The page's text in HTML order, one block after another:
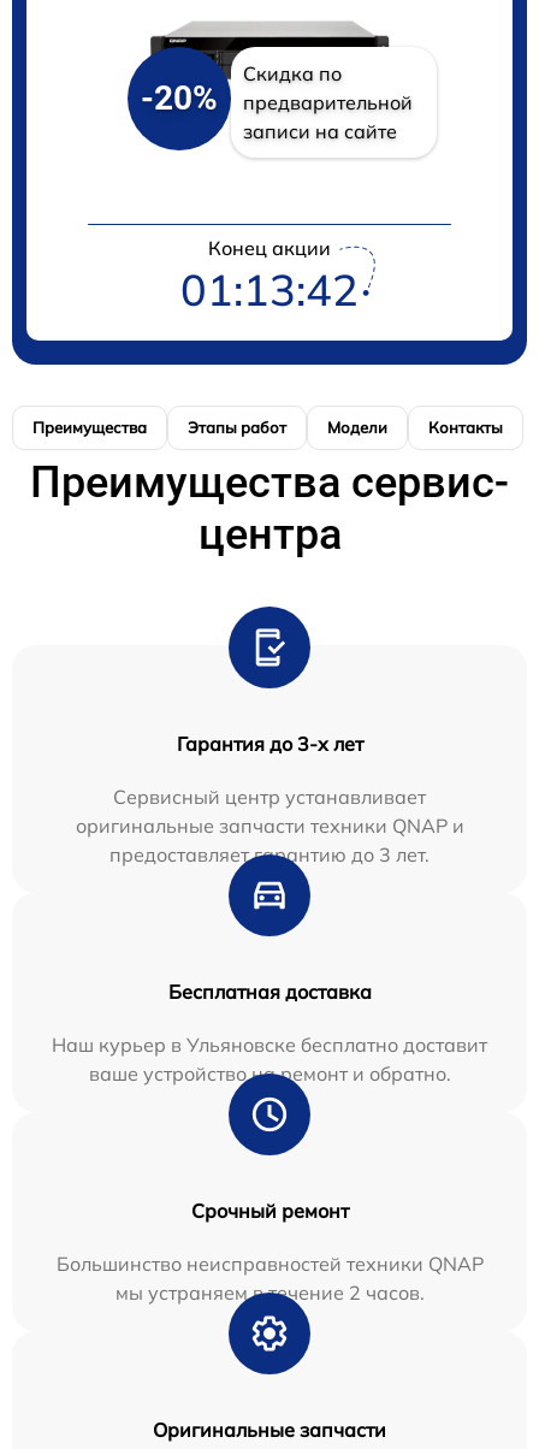
-20%
Скидка по
предварительной
записи на сайте
Конец акции
01:13:42
Преимущества Этапы работ Модели Контакты
Преимущества сервис-
центра
Гарантия до 3-х лет
Сервисный центр устанавливает
оригинальные запчасти техники QNAP и
предоставляет гарантию до 3 лет.
Бесплатная доставка
Наш курьер в Ульяновске бесплатно доставит
ваше устройство на ремонт и обратно.
Срочный ремонт
Большинство неисправностей техники QNAP
мы устраняем в течение 2 часов.
Оригинальные запчасти